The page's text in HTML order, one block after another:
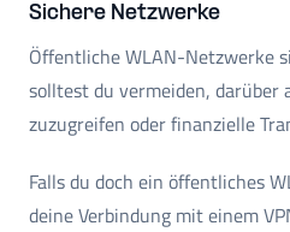
Sichere Netzwerke
Öffentliche WLAN-Netzwerke
solltest du vermeiden, darüber
zuzugreifen oder finanzielle
Falls du doch ein öffentliches
deine Verbindung mit einem